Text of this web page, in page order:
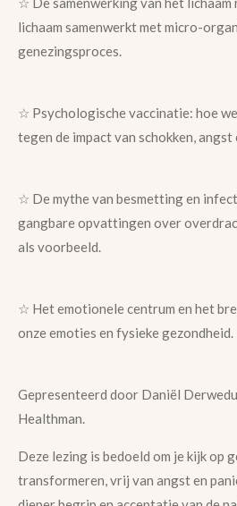
lichaam samenwerkt met micro-
genezingsproces.
☆ Psychologische vaccinatie: hoe
tegen de impact van schokken, angst
☆ De mythe van besmetting en
gangbare opvattingen over
als voorbeeld.
☆ Het emotionele centrum en het
onze emoties en fysieke gezondheid.
Gepresenteerd door Daniël
Healthman.
Deze lezing is bedoeld om je kijk op
transformeren, vrij van angst en